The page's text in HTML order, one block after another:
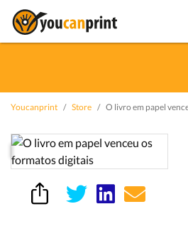
Youcanprint Store O livro em papel